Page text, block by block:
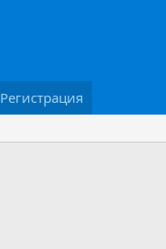
Регистрация